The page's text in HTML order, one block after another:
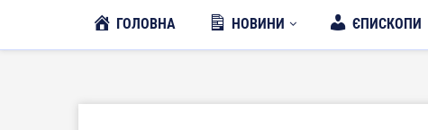
ГОЛОВНА НОВИНИ ЄПИСКОПИ